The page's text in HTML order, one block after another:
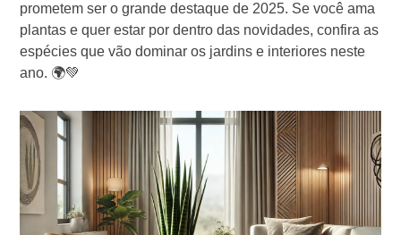
prometem ser o grande destaque de 2025. Se você ama
plantas e quer estar por dentro das novidades, confira as
espécies que vão dominar os jardins e interiores neste
ano. 🌍💚